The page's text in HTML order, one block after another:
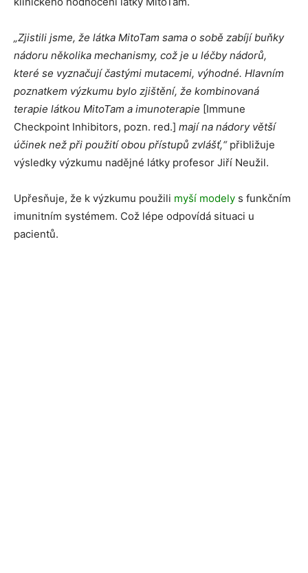
„Zjistili jsme, že látka MitoTam sama o sobě zabíjí buňky
nádoru několika mechanismy, což je u léčby nádorů,
které se vyznačují častými mutacemi, výhodné. Hlavním
poznatkem výzkumu bylo zjištění, že kombinovaná
terapie látkou MitoTam a imunoterapie [Immune
Checkpoint Inhibitors, pozn. red.] mají na nádory větší
účinek než při použití obou přístupů zvlášť,“ přibližuje
výsledky výzkumu nadějné látky profesor Jiří Neužil.
Upřesňuje, že k výzkumu použili myší modely s funkčním
imunitním systémem. Což lépe odpovídá situaci u
pacientů.